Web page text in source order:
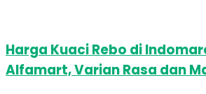
Harga Kuaci Rebo di
Alfamart, Varian Rasa dan